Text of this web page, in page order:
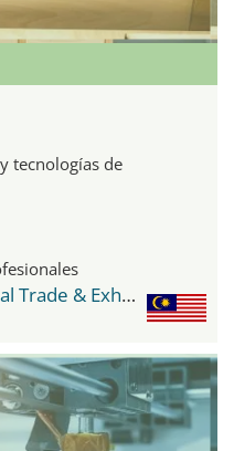
tecnologías de
MITEC Malaysia International Trade & Exhibition Centre